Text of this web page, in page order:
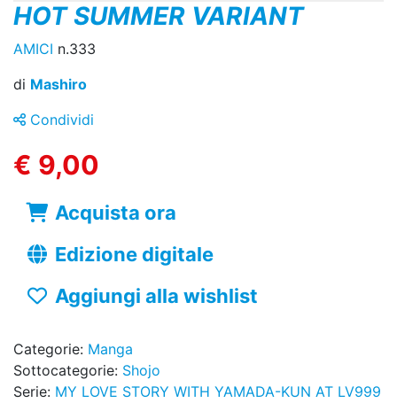
HOT SUMMER VARIANT
AMICI n.333
di Mashiro
Condividi
€ 9,00
Acquista ora
Edizione digitale
Aggiungi alla wishlist
Categorie: Manga
Sottocategorie: Shojo
Serie: MY LOVE STORY WITH YAMADA-KUN AT LV999